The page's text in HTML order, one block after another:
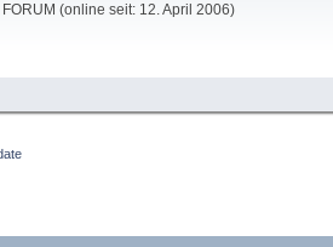
(online seit: 12. April 2006)